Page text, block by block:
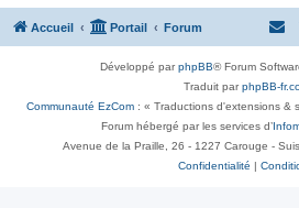
Accueil Portail Forum
Développé parphpBB® Forum
Traduit parphpBB-
Communauté EzCom : « Traductions d'extensions &
Forum hébergé par les services d’
Avenue de la Praille, 26 - 1227 Carouge -
Confidentialité